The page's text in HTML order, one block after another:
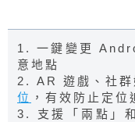
1. 一鍵變更
意地點
2. AR 遊戲、社群
位 ，有效防止定位
3. 支援「兩點」